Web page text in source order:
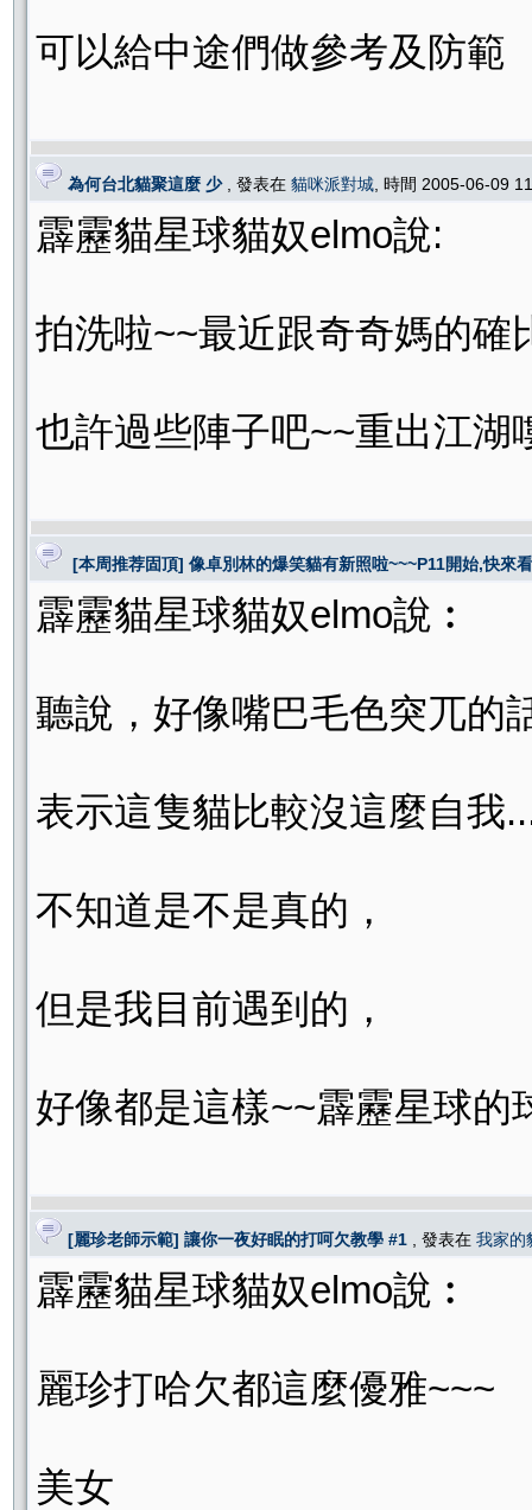
可以給中途們做參考及防範
為何台北貓聚這麼 少 , 發表在 貓咪派對城 , 時間 2005-06-09
霹靂貓星球貓奴elmo說:
拍洗啦~~最近跟奇奇媽的確
也許過些陣子吧~~重出江湖
[本周推荐固頂] 像卓別林的爆笑貓有新照啦~~~P11開始,快來
霹靂貓星球貓奴elmo說︰
聽說，好像嘴巴毛色突兀的
表示這隻貓比較沒這麼自我
不知道是不是真的，
但是我目前遇到的，
好像都是這樣~~霹靂星球的
[麗珍老師示範] 讓你一夜好眠的打呵欠教學 #1 , 發表在 我家的
霹靂貓星球貓奴elmo說︰
麗珍打哈欠都這麼優雅~~~
美女